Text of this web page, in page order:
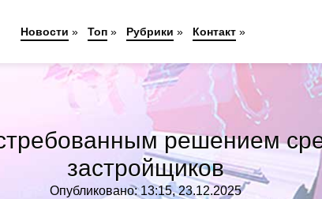
решением
застройщиков
Опубликовано: 13:15, 23.12.2025
Новости » Топ » Рубрики » Контакт »